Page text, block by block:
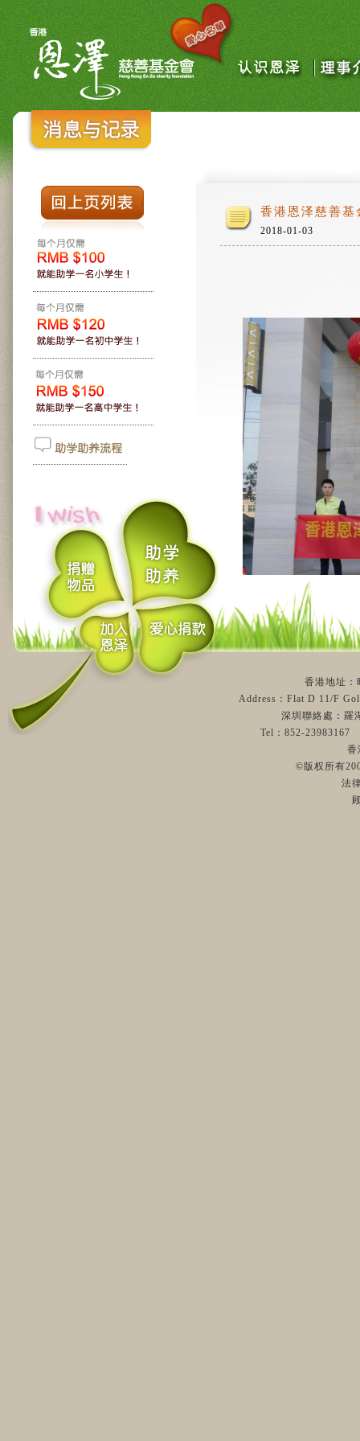
香港恩泽慈善
2018-01-03
2018年1月3
秀篆镇举行，基
品，使他们感受到
在当地领导的
民就近领取慰问
香港地址：
Address：Flat D 11/F
深圳聯絡處：羅
Tel：852-
香
©版权所有
法